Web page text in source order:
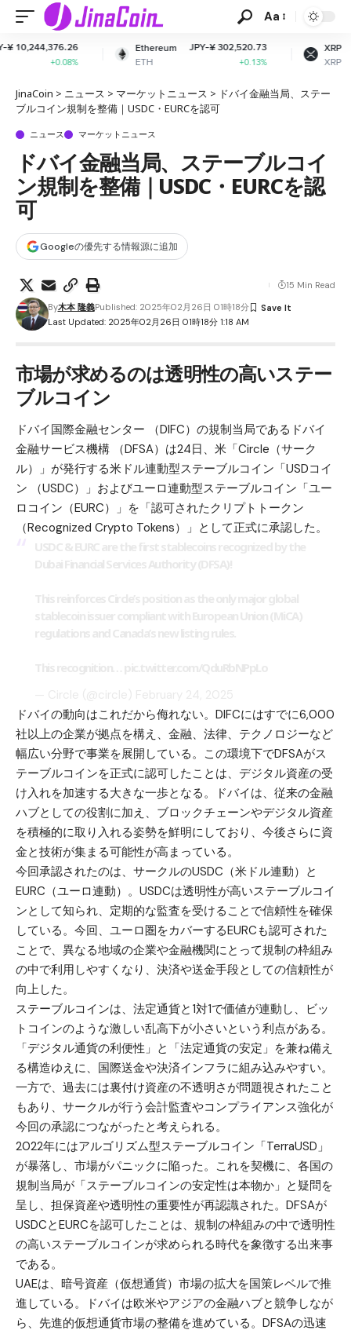
Aa
Ethereum
ETH
JPY-¥ 302,520.73
XRP
XRP
JPY-¥ 163.84
+1.53%
JinaCoin > ニュース > マーケットニュース > ドバイ金融当局、ステー
ブルコイン規制を整備｜USDC・EURCを認可
ニュース マーケットニュース
ドバイ金融当局、ステーブルコイ
ン規制を整備｜USDC・EURCを認
可
Googleの優先する情報源に追加
Last Updated: 2025年02月26日 01時18分 1:18 AM
By木本 隆義Published: 2025年02月26日 01時18分
15 Min Read
市場が求めるのは透明性の高いステー
ブルコイン
ドバイ国際金融センター （DIFC）の規制当局であるドバイ
金融サービス機構 （DFSA）は24日、米「Circle（サーク
ル）」が発行する米ドル連動型ステーブルコイン「USDコイ
ン （USDC）」およびユーロ連動型ステーブルコイン「ユー
ロコイン（EURC）」を「認可されたクリプトトークン
（Recognized Crypto Tokens）」として正式に承認した。
ドバイの動向はこれだから侮れない。DIFCにはすでに6,000
社以上の企業が拠点を構え、金融、法律、テクノロジーなど
幅広い分野で事業を展開している。この環境下でDFSAがス
テーブルコインを正式に認可したことは、デジタル資産の受
け入れを加速する大きな一歩となる。ドバイは、従来の金融
ハブとしての役割に加え、ブロックチェーンやデジタル資産
を積極的に取り入れる姿勢を鮮明にしており、今後さらに資
金と技術が集まる可能性が高まっている。
今回承認されたのは、サークルのUSDC（米ドル連動）と
EURC（ユーロ連動）。USDCは透明性が高いステーブルコイ
ンとして知られ、定期的な監査を受けることで信頼性を確保
している。今回、ユーロ圏をカバーするEURCも認可された
ことで、異なる地域の企業や金融機関にとって規制の枠組み
の中で利用しやすくなり、決済や送金手段としての信頼性が
向上した。
ステーブルコインは、法定通貨と1対1で価値が連動し、ビッ
トコインのような激しい乱高下が小さいという利点がある。
「デジタル通貨の利便性」と「法定通貨の安定」を兼ね備え
る構造ゆえに、国際送金や決済インフラに組み込みやすい。
一方で、過去には裏付け資産の不透明さが問題視されたこと
もあり、サークルが行う会計監査やコンプライアンス強化が
今回の承認につながったと考えられる。
2022年にはアルゴリズム型ステーブルコイン「TerraUSD」
が暴落し、市場がパニックに陥った。これを契機に、各国の
規制当局が「ステーブルコインの安定性は本物か」と疑問を
呈し、担保資産や透明性の重要性が再認識された。DFSAが
USDCとEURCを認可したことは、規制の枠組みの中で透明性
の高いステーブルコインが求められる時代を象徴する出来事
である。
UAEは、暗号資産（仮想通貨）市場の拡大を国策レベルで推
進している。ドバイは欧米やアジアの金融ハブと競争しなが
ら、先進的仮想通貨市場の整備を進めている。DFSAの迅速